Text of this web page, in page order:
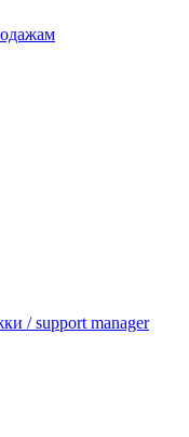
/ support manager